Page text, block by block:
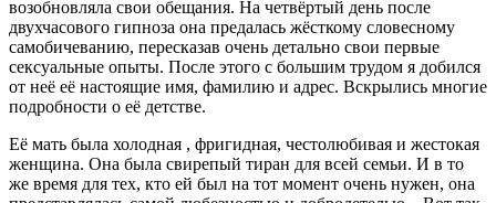
возобновляла свои обещания. На четвёртый день после
двухчасового гипноза она предалась жёсткому словесному
самобичеванию, пересказав очень детально свои первые
сексуальные опыты. После этого с большим трудом я добился
от неё её настоящие имя, фамилию и адрес. Вскрылись многие
подробности о её детстве.
Её мать была холодная , фригидная, честолюбивая и жестокая
женщина. Она была свирепый тиран для всей семьи. И в то
же время для тех, кто ей был на тот момент очень нужен, она